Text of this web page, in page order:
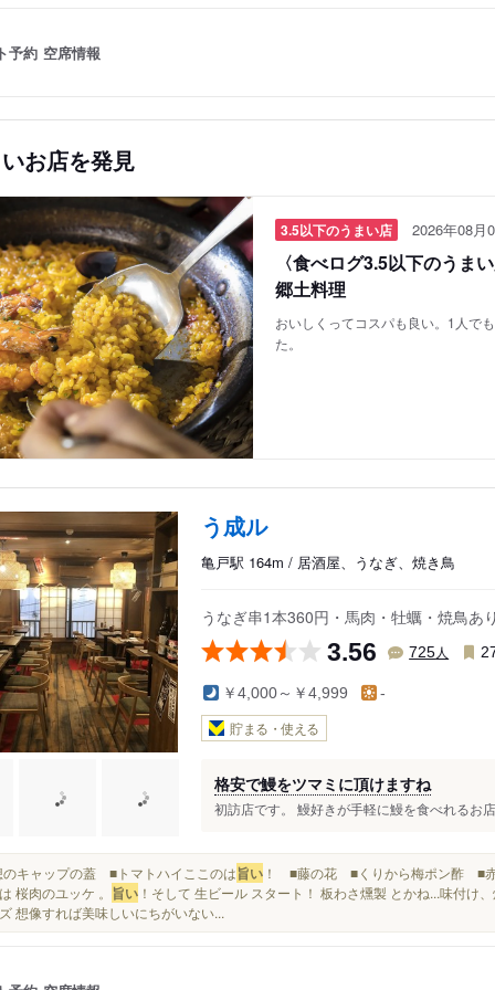
予約 空席情報
お店を発見
3.5以下のうまい店 2026年08月
〈食べログ3.5以下のうま
郷土料理
おいしくってコスパも良い。1人で
た。
う成ル
亀戸駅 164m / 居酒屋、うなぎ、焼き鳥
うなぎ串1本360円・馬肉・牡蠣・焼鳥あ
3.56 725人
￥4,000～￥4,999 -
貯まる・使える
格安で鰻をツマミに頂けますね
初訪店です。 鰻好きが手軽に鰻を食べれるお
のキャップの蓋 ■トマトハイここのは旨い ！ ■藤の花 ■くりから梅ポン酢 ■赤
桜肉のユッケ 。
旨い ！そして 生ビール スタート！ 板わさ燻製 とかね...味付け
想像すれば美味しいにちがいない...